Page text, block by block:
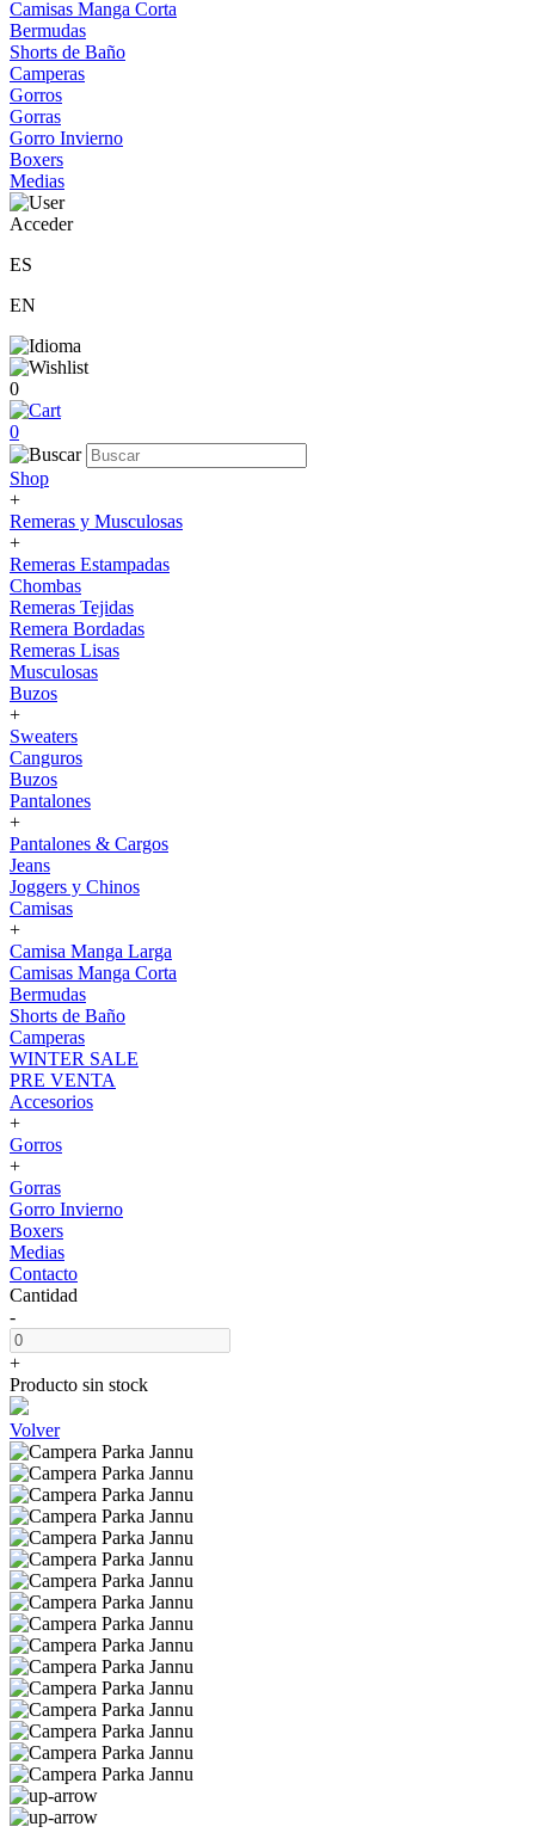
Camisas Manga Corta
Bermudas
Shorts de Baño
Camperas
Gorros
Gorras
Gorro Invierno
Boxers
Medias
Acceder
ES
EN
0
0
Shop
+
Remeras y Musculosas
+
Remeras Estampadas
Chombas
Remeras Tejidas
Remera Bordadas
Remeras Lisas
Musculosas
Buzos
+
Sweaters
Canguros
Buzos
Pantalones
+
Pantalones & Cargos
Jeans
Joggers y Chinos
Camisas
+
Camisa Manga Larga
Camisas Manga Corta
Bermudas
Shorts de Baño
Camperas
WINTER SALE
PRE VENTA
Accesorios
+
Gorros
+
Gorras
Gorro Invierno
Boxers
Medias
Contacto
Cantidad
-
+
Producto sin stock
Volver